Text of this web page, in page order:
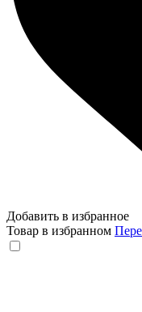
Добавить в избранное
Товар в избранном